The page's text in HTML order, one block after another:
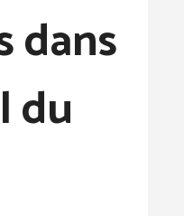
dans
du